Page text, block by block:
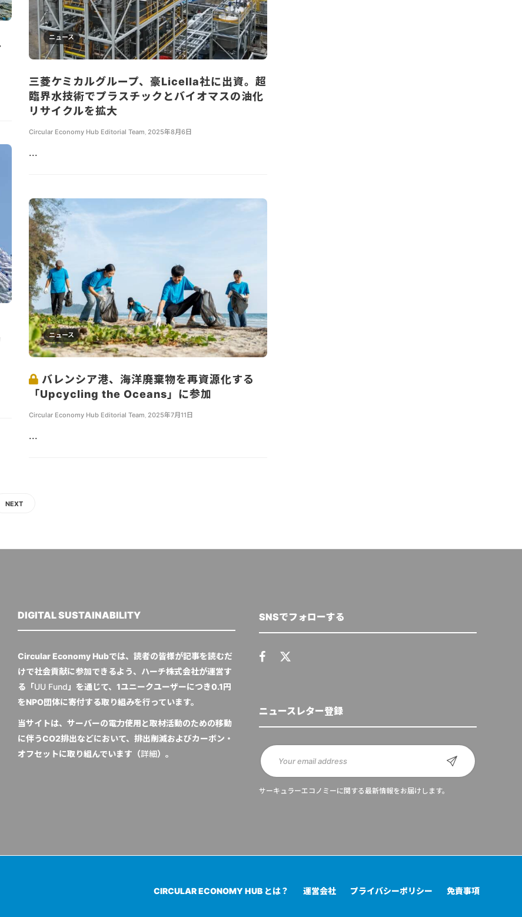
ニュース
三菱ケミカルグループ、豪Licella社に出資。超
臨界水技術でプラスチックとバイオマスの油化
リサイクルを拡大
Circular Economy Hub Editorial Team 2025年8月6日
...
ニュース
バレンシア港、海洋廃棄物を再資源化する
「Upcycling the Oceans」に参加
Circular Economy Hub Editorial Team 2025年7月11日
...
NEXT
DIGITAL SUSTAINABILITY
Circular Economy Hubでは、読者の皆様が記事を読むだ
けで社会貢献に参加できるよう、ハーチ株式会社が運営す
る「UU Fund 」を通じて、1ユニークユーザーにつき0.1円
をNPO団体に寄付する取り組みを行っています。
当サイトは、サーバーの電力使用と取材活動のための移動
に伴うCO2排出などにおいて、排出削減およびカーボン・
オフセットに取り組んでいます（詳細）。
SNSでフォローする
ニュースレター登録
サーキュラーエコノミーに関する最新情報をお届けします。
CIRCULAR ECONOMY HUB とは？ 運営会社 プライバシーポリシー 免責事項